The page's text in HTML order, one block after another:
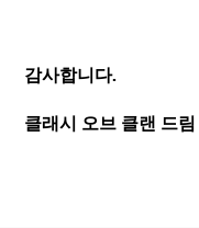
감사합니다.
클래시 오브 클랜 드림